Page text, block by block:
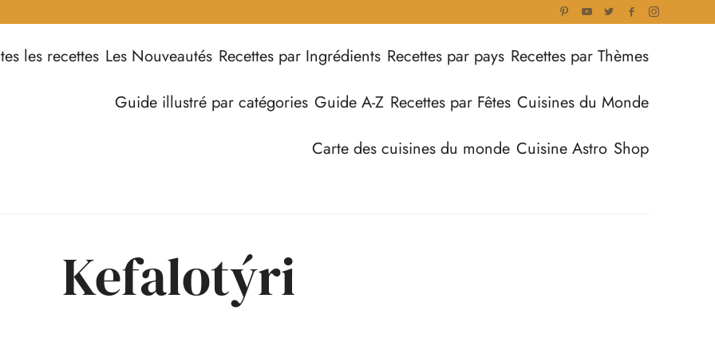
les recettes Les Nouveautés Recettes par Ingrédients Recettes par pays Recettes par Thèmes
Guide illustré par catégories Guide A-Z Recettes par Fêtes Cuisines du Monde
Carte des cuisines du monde Cuisine Astro Shop
Kefalotýri